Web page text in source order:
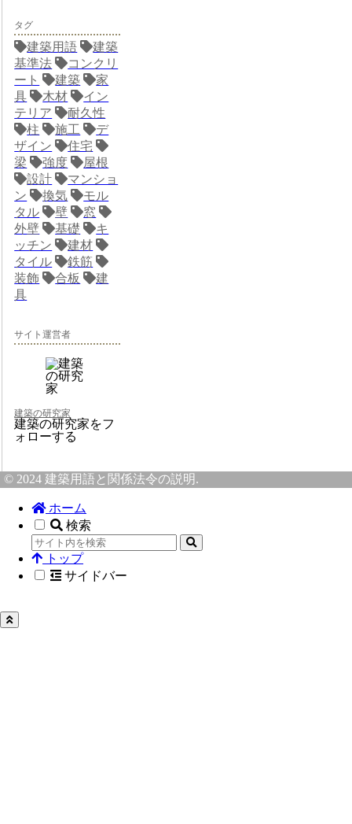
タグ
建築用語
建築
基準法
コンクリ
ート
建築
家
具
木材
イン
テリア
耐久性
柱
施工
デ
ザイン
住宅
梁
強度
屋根
設計
マンショ
ン
換気
モル
タル
壁
窓
外壁
基礎
キ
ッチン
建材
タイル
鉄筋
装飾
合板
建
具
サイト運営者
建築の研究家
建築の研究家をフ
ォローする
© 2024 建築用語と関係法令の説明.
ホーム
検索
トップ
サイドバー